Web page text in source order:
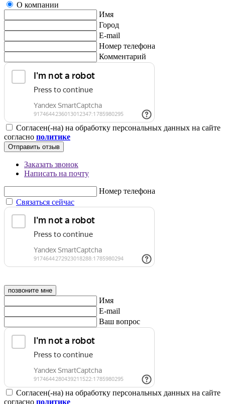
О компании
Имя
Город
E-mail
Номер телефона
Комментарий
Согласен(-на) на обработку персональных данных на сайте
согласно политике
Отправить отзыв
Заказать звонок
Написать на почту
Номер телефона
Связаться сейчас
позвоните мне
Имя
E-mail
Ваш вопрос
Согласен(-на) на обработку персональных данных на сайте
согласно политике